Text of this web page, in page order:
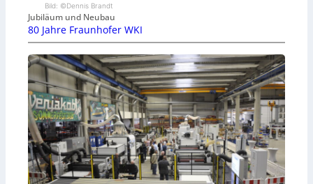
Bild: ©Dennis Brandt
Jubiläum und Neubau
80 Jahre Fraunhofer WKI